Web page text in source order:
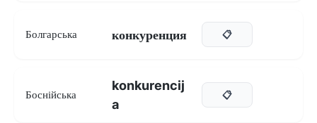
Болгарська конкуренция 📋
Боснійська
konkurencij
a
📋